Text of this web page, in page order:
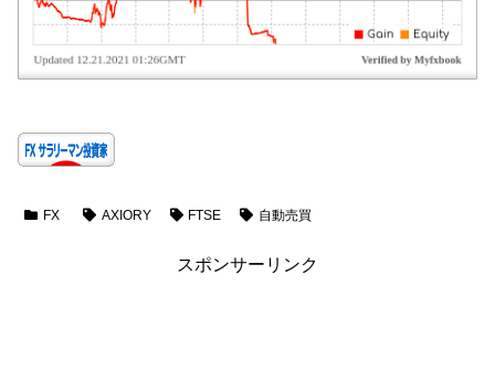
FX AXIORY FTSE 自動売買
スポンサーリンク